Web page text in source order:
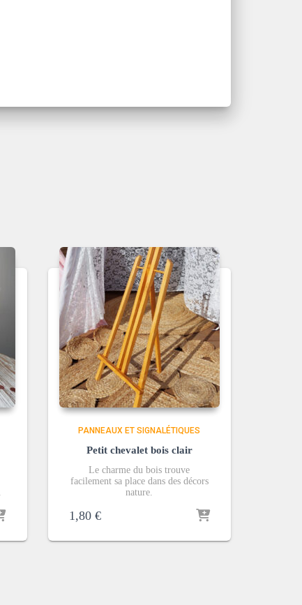
PANNEAUX ET SIGNALÉTIQUES
Petit chevalet bois clair
Le charme du bois trouve
facilement sa place dans des décors
nature.
1,80 €